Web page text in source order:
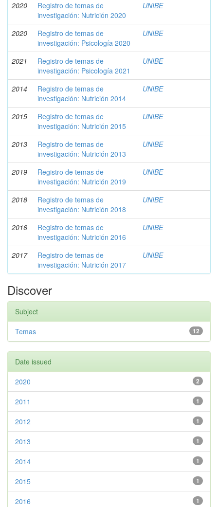
2020
Registro de temas de
investigación: Nutrición 2020
UNIBE
2020
Registro de temas de
investigación: Psicología 2020
UNIBE
2021
Registro de temas de
investigación: Psicología 2021
UNIBE
2014
Registro de temas de
investigación: Nutrición 2014
UNIBE
2015
Registro de temas de
investigación: Nutrición 2015
UNIBE
2013
Registro de temas de
investigación: Nutrición 2013
UNIBE
2019
Registro de temas de
investigación: Nutrición 2019
UNIBE
2018
Registro de temas de
investigación: Nutrición 2018
UNIBE
2016
Registro de temas de
investigación: Nutrición 2016
UNIBE
2017
Registro de temas de
investigación: Nutrición 2017
UNIBE
Discover
Subject
12
Temas
Date issued
2
2020
1
2011
1
2012
1
2013
1
2014
1
2015
1
2016